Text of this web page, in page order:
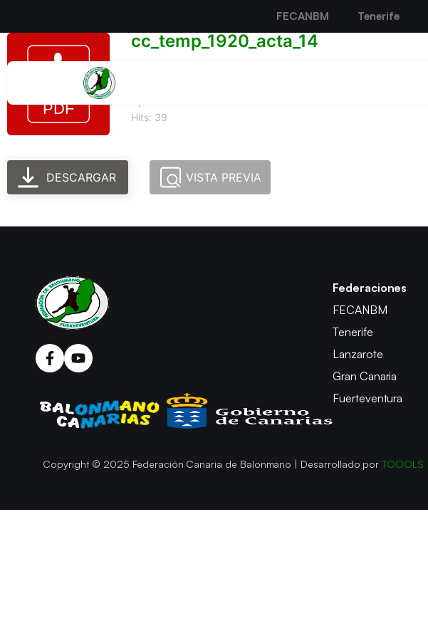
FECANBM Tenerife
cc_temp_1920_acta_14
Hits: 39
DESCARGAR VISTA PREVIA
Federaciones
FECANBM
Tenerife
Lanzarote
Gran Canaria
Fuerteventura
Copyright © 2025 Federación Canaria de Balonmano | Desarrollado porTOOOLS